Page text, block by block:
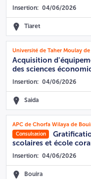
Insertion: 04/06/2026
Tiaret
Université de Taher Moulay de
Acquisition
des sciences
Insertion: 04/06/2026
Saida
APC de Chorfa Wilaya de
Consultation
scolaires et école
Insertion: 04/06/2026
Bouira